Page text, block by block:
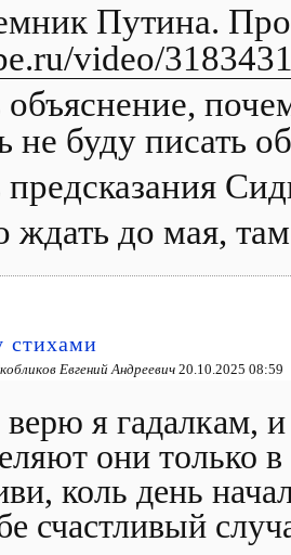
Путина.
video/
объяснение,
не буду писать
предсказания
ждать до мая,
стихами
Евгений Андреевич 20.10.2025 08:59
я гадалкам,
они только
коль день
счастливый